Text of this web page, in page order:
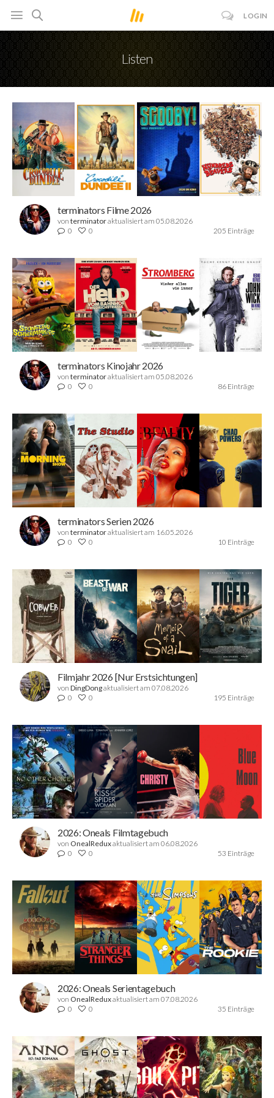
LOGIN
Listen
terminators Filme 2026
von terminatoraktualisiert am 05.08.2026
0
0 205 Einträge
terminators Kinojahr 2026
von terminatoraktualisiert am 05.08.2026
0
0 86 Einträge
terminators Serien 2026
von terminatoraktualisiert am 16.05.2026
0
0 10 Einträge
Filmjahr 2026 [Nur Erstsichtungen]
von DingDongaktualisiert am 07.08.2026
0
0 195 Einträge
2026: Oneals Filmtagebuch
von OnealReduxaktualisiert am 06.08.2026
0
0 53 Einträge
2026: Oneals Serientagebuch
von OnealReduxaktualisiert am 07.08.2026
0
0 35 Einträge